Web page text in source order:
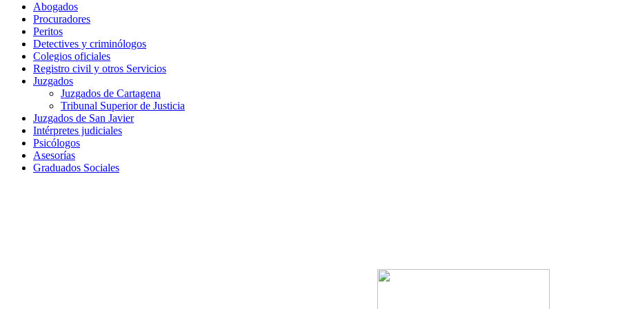
Abogados
Procuradores
Peritos
Detectives y criminólogos
Colegios oficiales
Registro civil y otros Servicios
Juzgados
Juzgados de Cartagena
Tribunal Superior de Justicia
Juzgados de San Javier
Intérpretes judiciales
Psicólogos
Asesorías
Graduados Sociales